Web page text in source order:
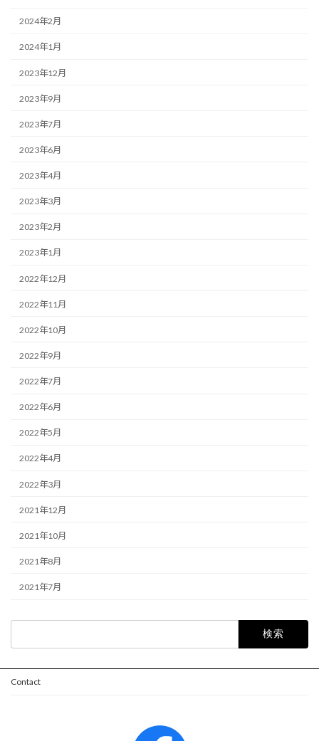
2024年2月
2024年1月
2023年12月
2023年9月
2023年7月
2023年6月
2023年4月
2023年3月
2023年2月
2023年1月
2022年12月
2022年11月
2022年10月
2022年9月
2022年7月
2022年6月
2022年5月
2022年4月
2022年3月
2021年12月
2021年10月
2021年8月
2021年7月
Contact